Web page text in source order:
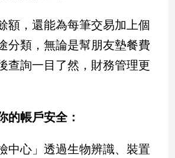
額，還能為每筆交易加上個
分類，無論是幫朋友墊餐費
查詢一目了然，財務管理更
的帳戶安全：
中心」透過生物辨識、裝置